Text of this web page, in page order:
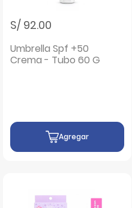
S/ 92.00
Umbrella Spf +50
Crema - Tubo 60 G
Agregar